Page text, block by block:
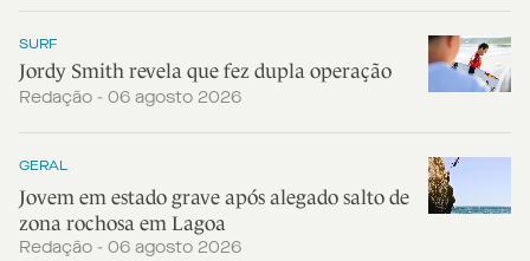
SURF
Jordy Smith revela que fez dupla operação
Redação - 06 agosto 2026
GERAL
Jovem em estado grave após alegado salto de
zona rochosa em Lagoa
Redação - 06 agosto 2026